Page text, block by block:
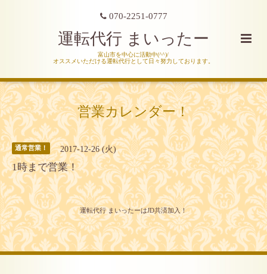
070-2251-0777
運転代行 まいったー
富山市を中心に活動中(^^)/
オススメいただける運転代行として日々努力しております。
営業カレンダー！
通常営業！ 2017-12-26 (火)
1時まで営業！
運転代行 まいったーはJD共済加入！